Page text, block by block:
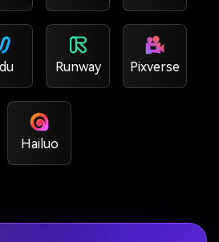
Runway Pixverse
Hailuo